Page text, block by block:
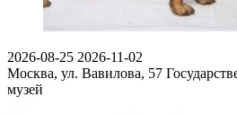
2026-08-25 2026-11-02
Москва, ул. Вавилова, 57
музей